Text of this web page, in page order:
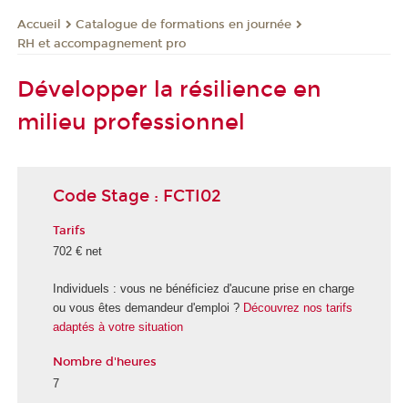
Accueil
Catalogue de formations en journée
RH et accompagnement pro
Développer la résilience en
milieu professionnel
Code Stage : FCTI02
Tarifs
702 € net
Individuels : vous ne bénéficiez d'aucune prise en charge
ou vous êtes demandeur d'emploi ? Découvrez nos tarifs
adaptés à votre situation
Nombre d'heures
7